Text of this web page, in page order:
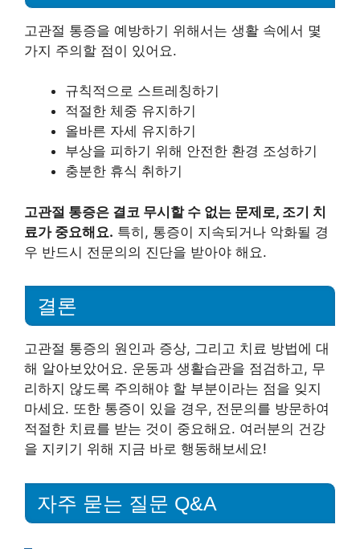
고관절 통증을 예방하기 위해서는 생활 속에서 몇
가지 주의할 점이 있어요.
규칙적으로 스트레칭하기
적절한 체중 유지하기
올바른 자세 유지하기
부상을 피하기 위해 안전한 환경 조성하기
충분한 휴식 취하기
고관절 통증은 결코 무시할 수 없는 문제로, 조기 치
료가 중요해요. 특히, 통증이 지속되거나 악화될 경
우 반드시 전문의의 진단을 받아야 해요.
결론
고관절 통증의 원인과 증상, 그리고 치료 방법에 대
해 알아보았어요. 운동과 생활습관을 점검하고, 무
리하지 않도록 주의해야 할 부분이라는 점을 잊지
마세요. 또한 통증이 있을 경우, 전문의를 방문하여
적절한 치료를 받는 것이 중요해요. 여러분의 건강
을 지키기 위해 지금 바로 행동해보세요!
자주 묻는 질문 Q&A